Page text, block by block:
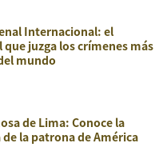
Internacional: el
juzga los crímenes más
mundo
de Lima: Conoce la
la patrona de América